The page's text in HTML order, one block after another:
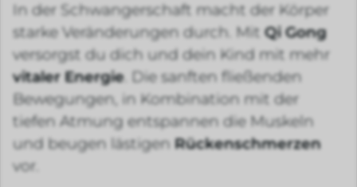
In der Schwangerschaft macht der Körper
starke Veränderungen durch. MitQi Gong
versorgst du dich und dein Kind mit mehr
vitaler Energie. Die sanften fließenden
Bewegungen, in Kombination mit der
tiefen Atmung entspannen die Muskeln
und beugen lästigen Rückenschmerzen
vor.